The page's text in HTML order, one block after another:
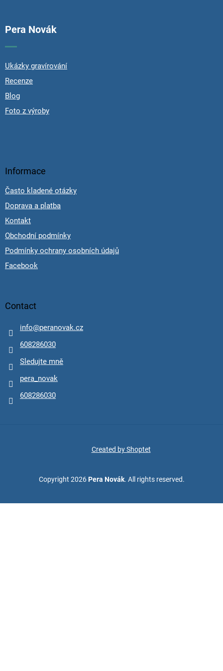
Pera Novák
Ukázky gravírování
Recenze
Blog
Foto z výroby
Informace
Často kladené otázky
Doprava a platba
Kontakt
Obchodní podmínky
Podmínky ochrany osobních údajů
Facebook
Contact
info@peranovak.cz
608286030
Sledujte mně
pera_novak
608286030
Created by Shoptet
Copyright 2026 Pera Novák. All rights reserved.